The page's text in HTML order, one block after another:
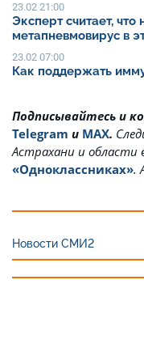
23.02 21:00
Эксперт считает, что
метапневмовирус в
23.02 07:00
Как поддержать
Подписывайтесь и
Telegram и MAX.
Астрахани и области
«Одноклассниках».
Новости СМИ2